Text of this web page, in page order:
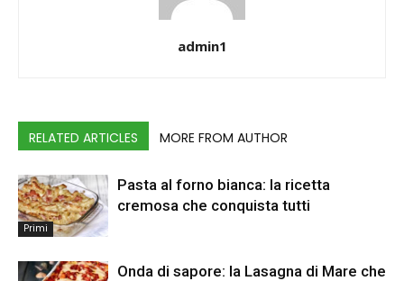
admin1
RELATED ARTICLES MORE FROM AUTHOR
Primi
Pasta al forno bianca: la ricetta
cremosa che conquista tutti
Onda di sapore: la Lasagna di Mare che